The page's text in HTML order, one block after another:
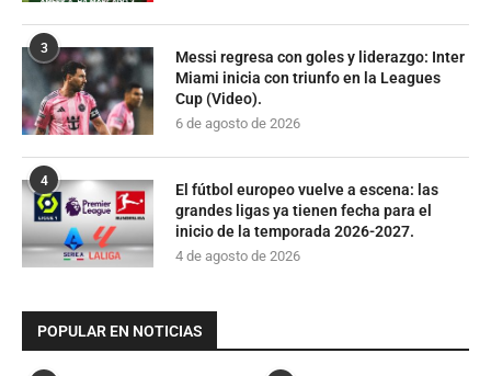
3
Messi regresa con goles y liderazgo: Inter
Miami inicia con triunfo en la Leagues
Cup (Video).
6 de agosto de 2026
4
El fútbol europeo vuelve a escena: las
grandes ligas ya tienen fecha para el
inicio de la temporada 2026-2027.
4 de agosto de 2026
POPULAR EN NOTICIAS